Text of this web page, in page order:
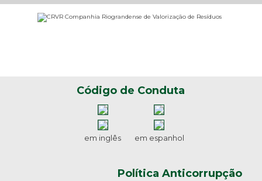
Código de Conduta
em inglês em espanhol
Política Anticorrupção